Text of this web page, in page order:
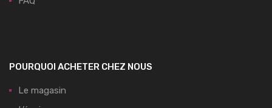
POURQUOI ACHETER CHEZ NOUS
Le magasin